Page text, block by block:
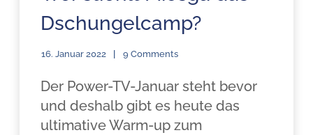
Dschungelcamp?
16. Januar 2022 9 Comments
Der Power-TV-Januar steht bevor
und deshalb gibt es heute das
ultimative Warm-up zum